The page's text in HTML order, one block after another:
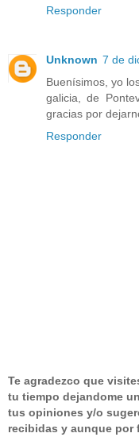
Responder
Unknown 7 de
Buenísimos, yo
galicia, de
gracias por
Responder
Te agradezco que
tu tiempo dejandome
tus opiniones y/o
recibidas y aunque por